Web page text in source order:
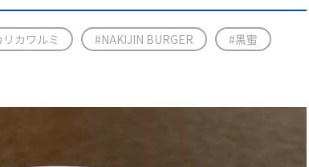
カワルミ #NAKIJIN BURGER
#黒蜜